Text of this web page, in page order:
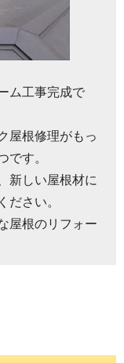
ム工事完成で
屋根修理がもっ
です。
新しい屋根材に
ださい。
屋根のリフォー